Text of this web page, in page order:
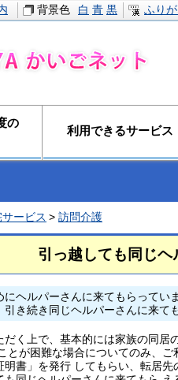
背景色 白 青 黒 ふり
の
利用できるサービス
ービス 訪問介護
引っ越しても同じヘ
ヘルパーさんに来てもらって
き続き同じヘルパーさんに来て
く上で、基本的には家族の同
とが困難な場合についてのみ、
明書」を発行 してもらい、転居